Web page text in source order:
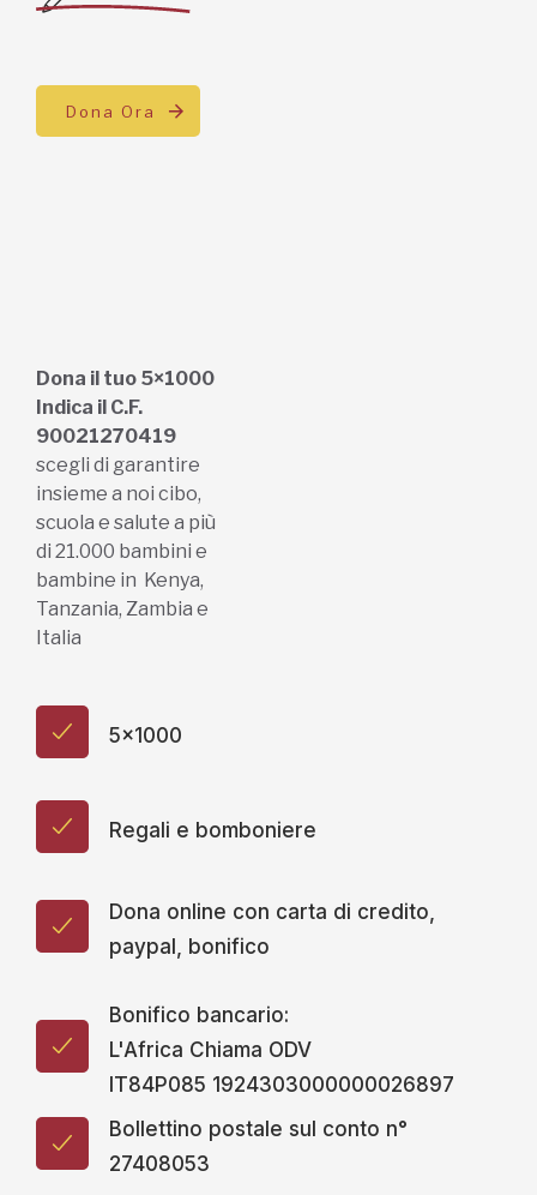
Dona Ora
Dona il tuo 5×1000
Indica il C.F.
90021270419
scegli di garantire
insieme a noi cibo,
scuola e salute a più
di 21.000 bambini e
bambine in Kenya,
Tanzania, Zambia e
Italia
5x1000
Regali e bomboniere
Dona online con carta di credito,
paypal, bonifico
Bonifico bancario:
L'Africa Chiama ODV
IT84P085 1924303000000026897
Bollettino postale sul conto n°
27408053